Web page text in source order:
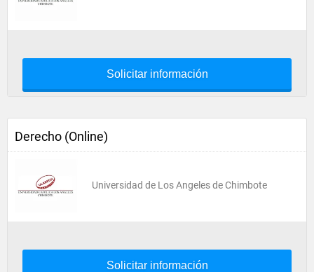
Solicitar información
Derecho (Online)
Universidad de Los Angeles de Chimbote
Solicitar información